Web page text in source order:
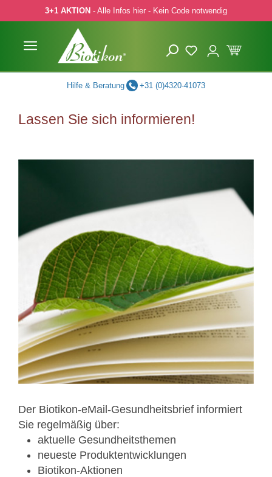
Hauptinhalt springen
Zur Suche springen
Zur Hauptnavigation springen
3+1 AKTION - Alle Infos hier - Kein Code notwendig
Hilfe & Beratung +31 (0)4320-41073
Lassen Sie sich informieren!
Der Biotikon-eMail-Gesundheitsbrief informiert
Sie regelmäßig über:
aktuelle Gesundheitsthemen
neueste Produktentwicklungen
Biotikon-Aktionen